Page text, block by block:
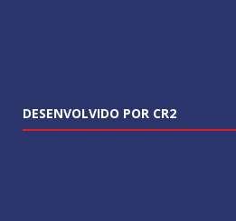
DESENVOLVIDO POR CR2